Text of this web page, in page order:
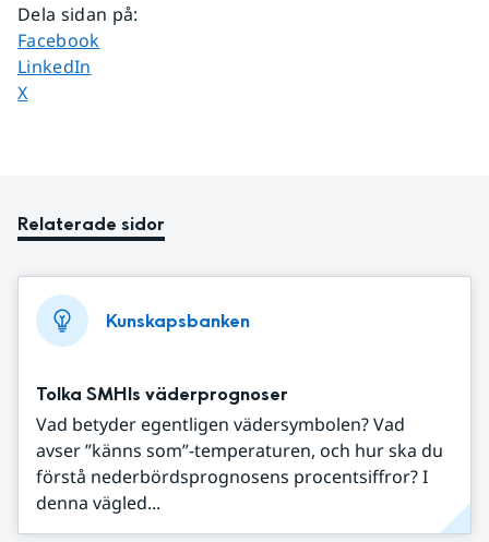
Dela sidan på:
Dela sidan på
Facebook
Dela sidan på
LinkedIn
Dela sidan på
X
Relaterade sidor
Kunskapsbanken
Tolka SMHIs väderprognoser
Vad betyder egentligen vädersymbolen? Vad
avser ”känns som”-temperaturen, och hur ska du
förstå nederbördsprognosens procentsiffror? I
denna vägled...